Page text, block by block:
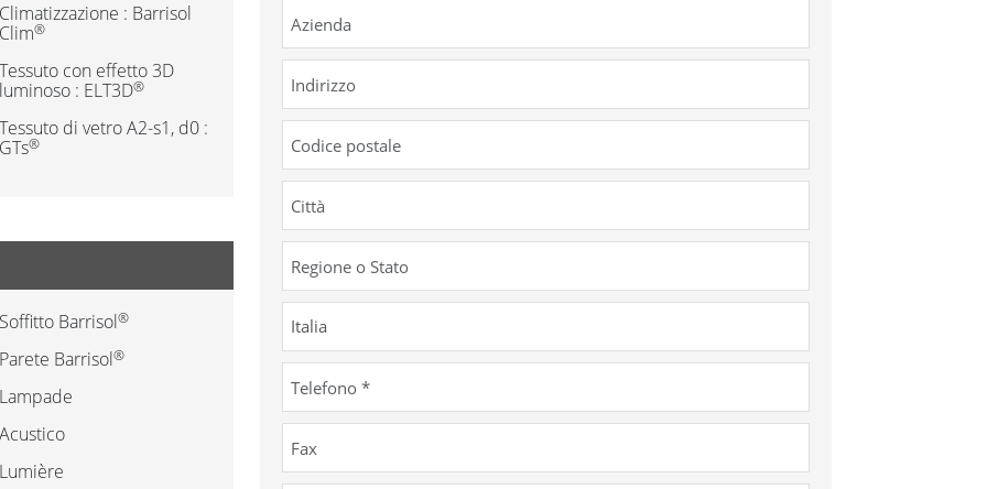
: Barrisol
®
con effetto 3D
: ELT3D®
di vetro A2-s1, d0 :
®
Barrisol®
Barrisol®